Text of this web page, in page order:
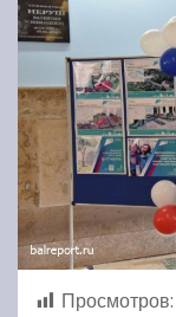
Просмотров: